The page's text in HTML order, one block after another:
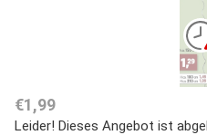
€1,99
Leider! Dieses Angebot ist